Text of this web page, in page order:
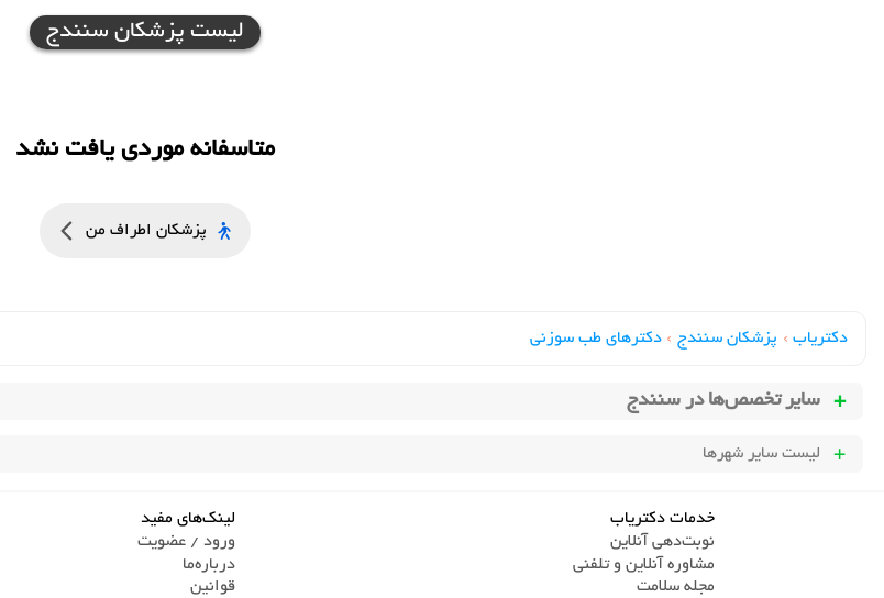
لیست پزشکان سنندج
متاسفانه موردی یافت نشد
پزشکان اطراف من
دکتریاب › پزشکان سنندج › دکترهای طب سوزني
سایر تخصص‌ها در سنندج
لیست سایر شهرها
خدمات دکتریاب
نوبت‌دهی آنلاین
مشاوره آنلاین و تلفنی
مجله سلامت
لینک‌های مفید
ورود / عضویت
درباره‌ما
قوانین